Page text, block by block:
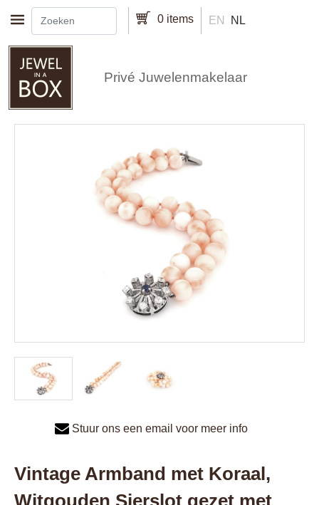
Overslaan en naar de inhoud gaan 0 items EN NL
Privé Juwelenmakelaar
Stuur ons een email voor meer info
Vintage Armband met Koraal,
Witgouden Sierslot gezet met